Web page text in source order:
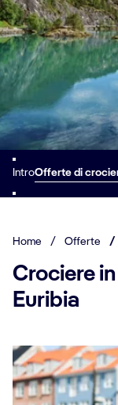
IntroOfferte di
Home / Offerte /
Crociere
Euribia